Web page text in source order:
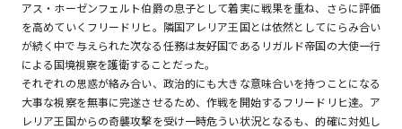
リキューレ
コミックパルフェ
アス・ホーゼンフェルト伯爵の息子として着実に戦果を重ね、さらに評価
を高めていくフリードリヒ。隣国アレリア王国とは依然としてにらみ合い
が続く中で与えられた次なる任務は――友好国であるリガルド帝国の大使一行
による国境視察を護衛することだった。
それぞれの思惑が絡み合い、政治的にも大きな意味合いを持つことになる
大事な視察を無事に完遂させるため、作戦を開始するフリードリヒ達。ア
レリア王国からの奇襲攻撃を受け一時危うい状況となるも、的確に対処し